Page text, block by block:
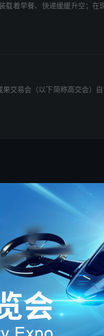
着早餐、快递缓缓升空；在
交易会（以下简称高交会）